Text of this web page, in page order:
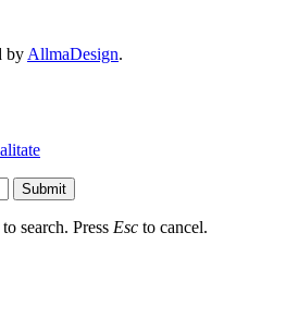
by AllmaDesign.
Submit
to search. Press Esc to cancel.